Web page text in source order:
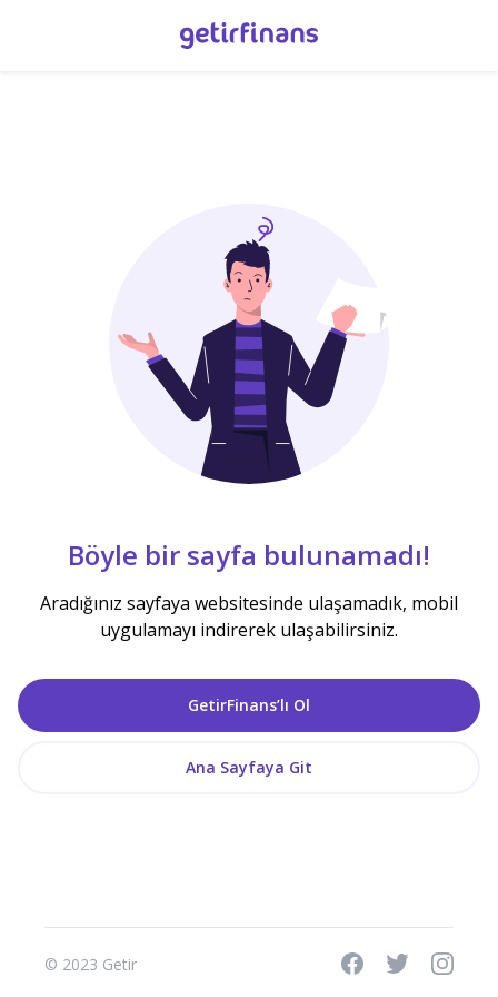
Böyle bir sayfa bulunamadı!
Aradığınız sayfaya websitesinde ulaşamadık, mobil
uygulamayı indirerek ulaşabilirsiniz.
GetirFinans’lı Ol
Ana Sayfaya Git
© 2023 Getir